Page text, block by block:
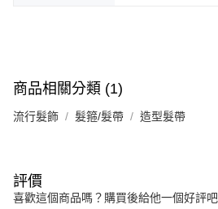
商品相關分類 (1)
流行髮飾 髮箍/髮帶 造型髮帶
評價
喜歡這個商品嗎？購買後給他一個好評吧